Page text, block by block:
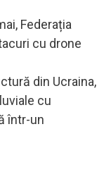
Federația
cu drone
din Ucraina,
cu
într-un